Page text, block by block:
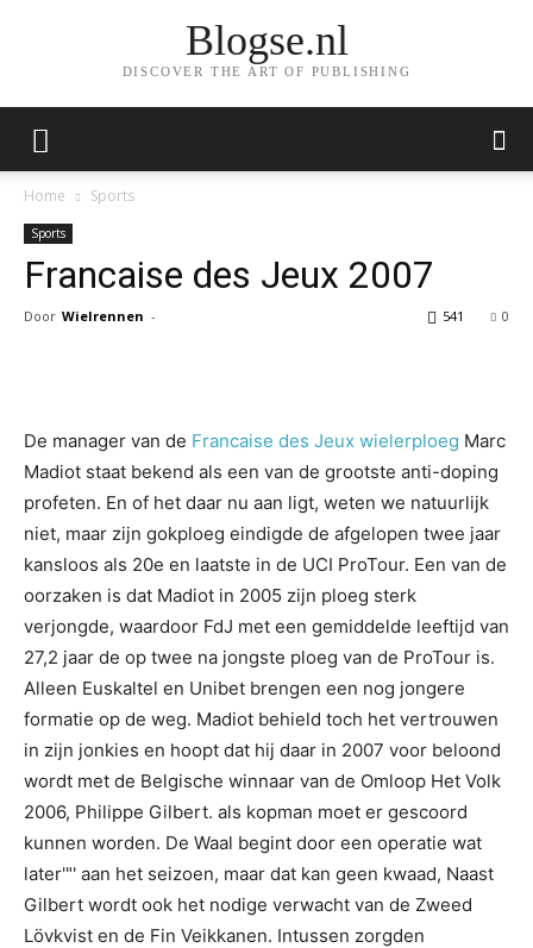
Blogse.nl
DISCOVER THE ART OF PUBLISHING
Home Sports
Sports
Francaise des Jeux 2007
Door Wielrennen - 0
541
De manager van de Francaise des Jeux wielerploeg Marc
Madiot staat bekend als een van de grootste anti-doping
profeten. En of het daar nu aan ligt, weten we natuurlijk
niet, maar zijn gokploeg eindigde de afgelopen twee jaar
kansloos als 20e en laatste in de UCI ProTour. Een van de
oorzaken is dat Madiot in 2005 zijn ploeg sterk
verjongde, waardoor FdJ met een gemiddelde leeftijd van
27,2 jaar de op twee na jongste ploeg van de ProTour is.
Alleen Euskaltel en Unibet brengen een nog jongere
formatie op de weg. Madiot behield toch het vertrouwen
in zijn jonkies en hoopt dat hij daar in 2007 voor beloond
wordt met de Belgische winnaar van de Omloop Het Volk
2006, Philippe Gilbert. als kopman moet er gescoord
kunnen worden. De Waal begint door een operatie wat
later'"' aan het seizoen, maar dat kan geen kwaad, Naast
Gilbert wordt ook het nodige verwacht van de Zweed
Lövkvist en de Fin Veikkanen. Intussen zorgden